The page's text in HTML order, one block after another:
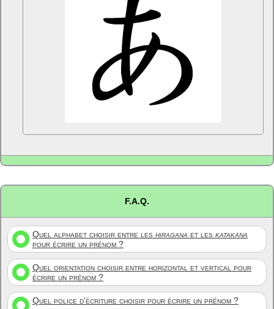
F.A.Q.
Quel alphabet choisir entre les hiragana et les katakana
pour écrire un prénom ?
Quel orientation choisir entre horizontal et vertical pour
écrire un prénom ?
Quel police d'écriture choisir pour écrire un prénom ?